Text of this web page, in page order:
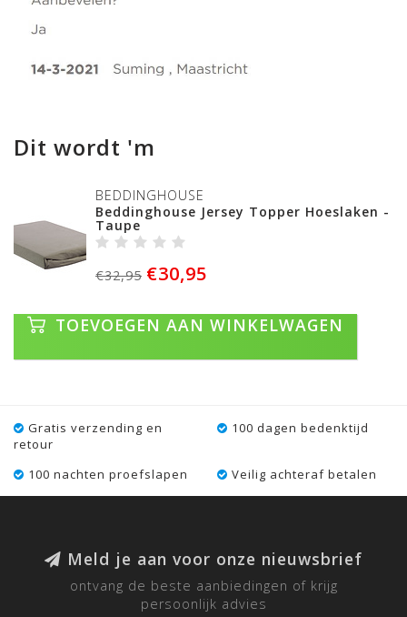
Dit wordt 'm
BEDDINGHOUSE
Beddinghouse Jersey Topper Hoeslaken -
Taupe
€32,95 €30,95
TOEVOEGEN AAN WINKELWAGEN
Gratis verzending en
retour
100 dagen bedenktijd
100 nachten proefslapen Veilig achteraf betalen
Meld je aan voor onze nieuwsbrief
ontvang de beste aanbiedingen of krijg
persoonlijk advies